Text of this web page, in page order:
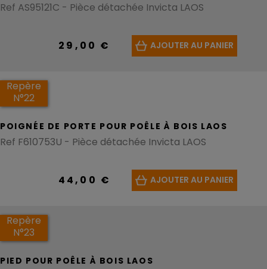
Ref AS95121C - Pièce détachée Invicta LAOS
29,00 € AJOUTER AU PANIER
Repère
N°22
POIGNÉE DE PORTE POUR POÊLE À BOIS LAOS
Ref F610753U - Pièce détachée Invicta LAOS
44,00 € AJOUTER AU PANIER
Repère
N°23
PIED POUR POÊLE À BOIS LAOS